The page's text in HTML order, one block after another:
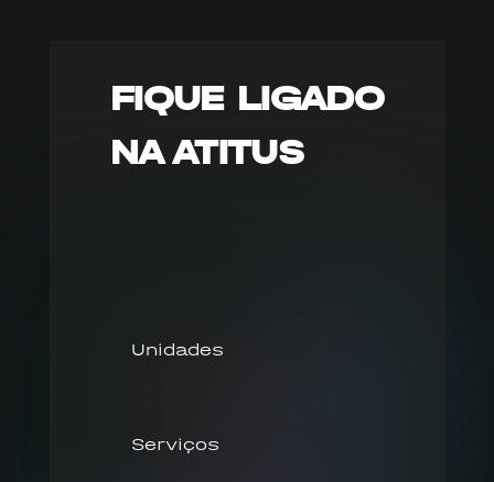
FIQUE LIGADO
NA ATITUS
Unidades
Serviços